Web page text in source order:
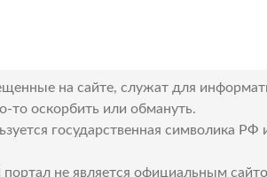
на сайте, служат для
то оскорбить или обмануть.
государственная символика РФ
не является официальным